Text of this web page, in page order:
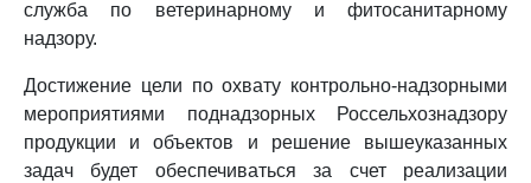
служба по ветеринарному и фитосанитарному
надзору.
Достижение цели по охвату контрольно-надзорными
мероприятиями поднадзорных Россельхознадзору
продукции и объектов и решение вышеуказанных
задач будет обеспечиваться за счет реализации